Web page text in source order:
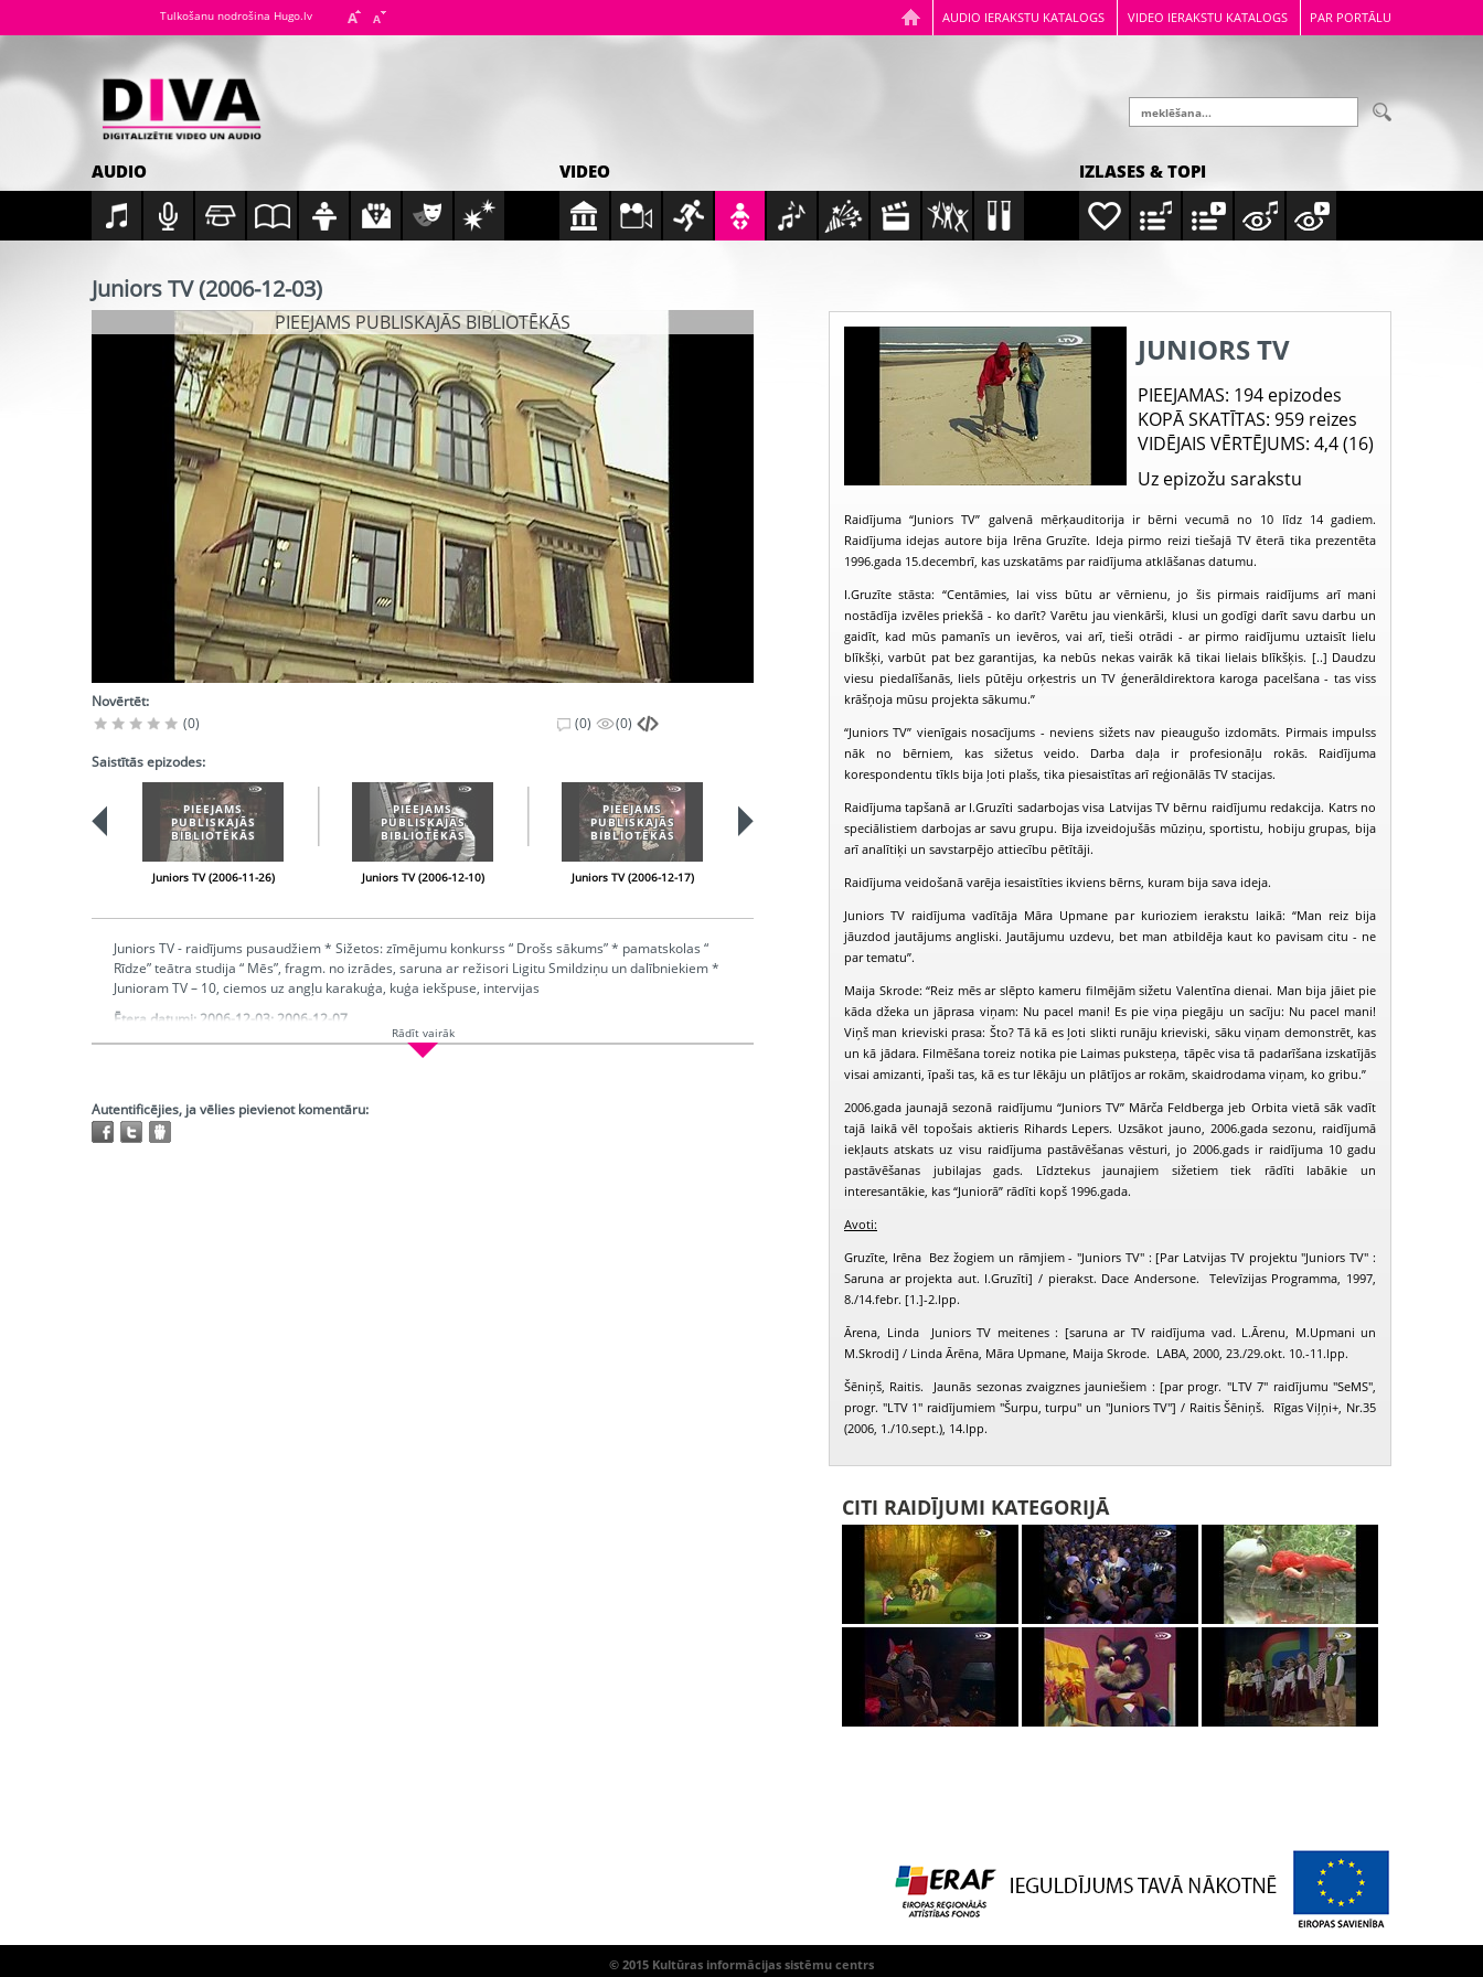
AUDIO IERAKSTU KATALOGS VIDEO IERAKSTU KATALOGS PAR PORTĀLU
Tulkošanu nodrošina Hugo.lv
AUDIO VIDEO IZLASES & TOPI
Juniors TV (2006-12-03)
PIEEJAMS PUBLISKAJĀS BIBLIOTĒKĀS
Novērtēt:
(0)
(0) (0)
Saistītās epizodes:
PIEEJAMS
PUBLISKAJĀS
BIBLIOTĒKĀS
Juniors TV (2006-11-26)
PIEEJAMS
PUBLISKAJĀS
BIBLIOTĒKĀS
Juniors TV (2006-12-10)
PIEEJAMS
PUBLISKAJĀS
BIBLIOTĒKĀS
Juniors TV (2006-12-17)
PIEEJAMS
PUBLISKAJĀS
BIBLIOTĒKĀS
Juniors TV (2006-12-24)
PIEEJAMS
PUBLISKAJĀS
BIBLIOTĒKĀS
Juniors TV (2006-12-31)
PIEEJAMS
PUBLISKAJĀS
BIBLIOTĒKĀS
Juniors TV (2007-01-07)
Juniors TV - raidījums pusaudžiem * Sižetos: zīmējumu konkurss “ Drošs sākums” * pamatskolas “
Rīdze” teātra studija “ Mēs”, fragm. no izrādes, saruna ar režisori Ligitu Smildziņu un dalībniekiem *
Junioram TV – 10, ciemos uz angļu karakuģa, kuģa iekšpuse, intervijas
Ētera datumi: 2006-12-03; 2006-12-07
Hronometrāža:0:26:34
Lepers Rihards, Paulauska Linda, Smildziņa Ligita, Grava Sabīne, Malaševska Ilze
Trešo pušu autortiesības:Ir
Rādīt vairāk
Autentificējies, ja vēlies pievienot komentāru:
JUNIORS TV
PIEEJAMAS: 194 epizodes
KOPĀ SKATĪTAS: 959 reizes
VIDĒJAIS VĒRTĒJUMS: 4,4 (16)
Uz epizožu sarakstu
Raidījuma “Juniors TV” galvenā mērķauditorija ir bērni vecumā no 10 līdz 14 gadiem.
Raidījuma idejas autore bija Irēna Gruzīte. Ideja pirmo reizi tiešajā TV ēterā tika prezentēta
1996.gada 15.decembrī, kas uzskatāms par raidījuma atklāšanas datumu.
I.Gruzīte stāsta: “Centāmies, lai viss būtu ar vērnienu, jo šis pirmais raidījums arī mani
nostādīja izvēles priekšā - ko darīt? Varētu jau vienkārši, klusi un godīgi darīt savu darbu un
gaidīt, kad mūs pamanīs un ievēros, vai arī, tieši otrādi - ar pirmo raidījumu uztaisīt lielu
blīkšķi, varbūt pat bez garantijas, ka nebūs nekas vairāk kā tikai lielais blīkšķis. [..] Daudzu
viesu piedalīšanās, liels pūtēju orķestris un TV ģenerāldirektora karoga pacelšana - tas viss
krāšņoja mūsu projekta sākumu.”
“Juniors TV” vienīgais nosacījums - neviens sižets nav pieaugušo izdomāts. Pirmais impulss
nāk no bērniem, kas sižetus veido. Darba daļa ir profesionāļu rokās. Raidījuma
korespondentu tīkls bija ļoti plašs, tika piesaistītas arī reģionālās TV stacijas.
Raidījuma tapšanā ar I.Gruzīti sadarbojas visa Latvijas TV bērnu raidījumu redakcija. Katrs no
speciālistiem darbojas ar savu grupu. Bija izveidojušās mūziņu, sportistu, hobiju grupas, bija
arī analītiķi un savstarpējo attiecību pētītāji.
Raidījuma veidošanā varēja iesaistīties ikviens bērns, kuram bija sava ideja.
Juniors TV raidījuma vadītāja Māra Upmane par kurioziem ierakstu laikā: “Man reiz bija
jāuzdod jautājums angliski. Jautājumu uzdevu, bet man atbildēja kaut ko pavisam citu - ne
par tematu”.
Maija Skrode: “Reiz mēs ar slēpto kameru filmējām sižetu Valentīna dienai. Man bija jāiet pie
kāda džeka un jāprasa viņam: Nu pacel mani! Es pie viņa piegāju un sacīju: Nu pacel mani!
Viņš man krieviski prasa: Što? Tā kā es ļoti slikti runāju krieviski, sāku viņam demonstrēt, kas
un kā jādara. Filmēšana toreiz notika pie Laimas puksteņa, tāpēc visa tā padarīšana izskatījās
visai amizanti, īpaši tas, kā es tur lēkāju un plātījos ar rokām, skaidrodama viņam, ko gribu.”
2006.gada jaunajā sezonā raidījumu “Juniors TV” Mārča Feldberga jeb Orbita vietā sāk vadīt
tajā laikā vēl topošais aktieris Rihards Lepers. Uzsākot jauno, 2006.gada sezonu, raidījumā
iekļauts atskats uz visu raidījuma pastāvēšanas vēsturi, jo 2006.gads ir raidījuma 10 gadu
pastāvēšanas jubilajas gads. Līdztekus jaunajiem sižetiem tiek rādīti labākie un
interesantākie, kas “Juniorā” rādīti kopš 1996.gada.
Avoti:
Gruzīte, Irēna Bez žogiem un rāmjiem - "Juniors TV" : [Par Latvijas TV projektu "Juniors TV" :
Saruna ar projekta aut. I.Gruzīti] / pierakst. Dace Andersone. Televīzijas Programma, 1997,
8./14.febr. [1.]-2.lpp.
Ārena, Linda Juniors TV meitenes : [saruna ar TV raidījuma vad. L.Ārenu, M.Upmani un
M.Skrodi] / Linda Ārēna, Māra Upmane, Maija Skrode. LABA, 2000, 23./29.okt. 10.-11.lpp.
Šēniņš, Raitis. Jaunās sezonas zvaigznes jauniešiem : [par progr. "LTV 7" raidījumu "SeMS",
progr. "LTV 1" raidījumiem "Šurpu, turpu" un "Juniors TV"] / Raitis Šēniņš. Rīgas Viļņi+, Nr.35
(2006, 1./10.sept.), 14.lpp.
CITI RAIDĪJUMI KATEGORIJĀ
© 2015 Kultūras informācijas sistēmu centrs